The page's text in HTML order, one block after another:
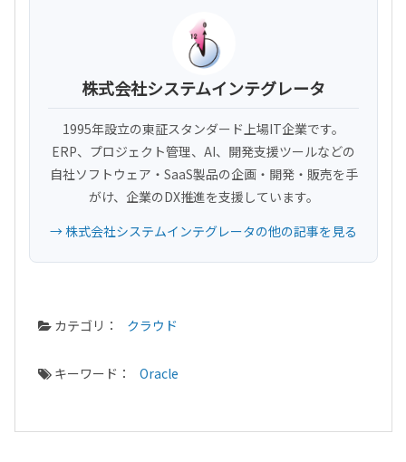
株式会社システムインテグレータ
1995年設立の東証スタンダード上場IT企業です。
ERP、プロジェクト管理、AI、開発支援ツールなどの
自社ソフトウェア・SaaS製品の企画・開発・販売を手
がけ、企業のDX推進を支援しています。
→ 株式会社システムインテグレータの他の記事を見る
カテゴリ： クラウド
キーワード： Oracle